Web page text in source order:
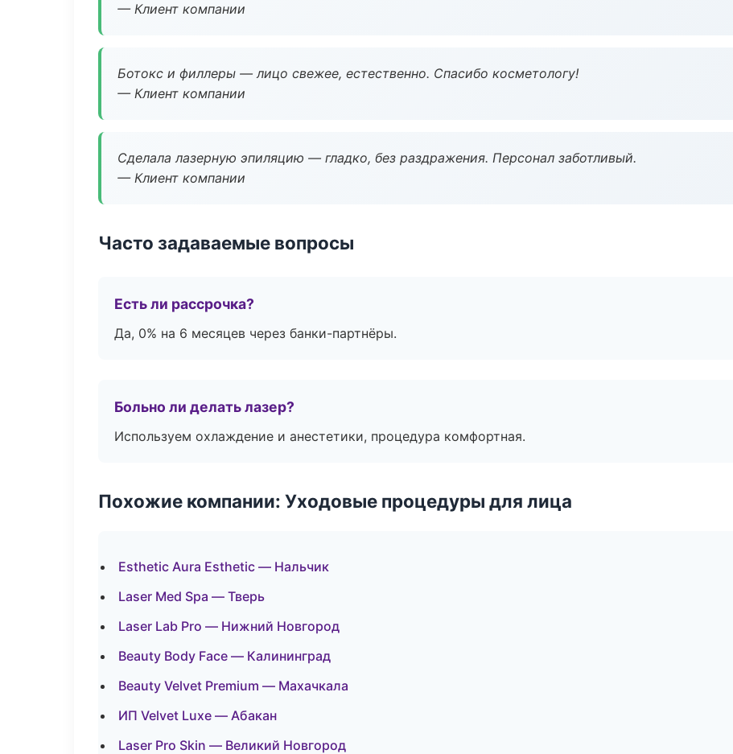
— Клиент компании
Ботокс и филлеры — лицо свежее, естественно. Спасибо косметологу!
— Клиент компании
Сделала лазерную эпиляцию — гладко, без раздражения. Персонал заботливый.
— Клиент компании
Часто задаваемые вопросы
Есть ли рассрочка?
Да, 0% на 6 месяцев через банки-партнёры.
Больно ли делать лазер?
Используем охлаждение и анестетики, процедура комфортная.
Похожие компании: Уходовые процедуры для лица
Esthetic Aura Esthetic — Нальчик
Laser Med Spa — Тверь
Laser Lab Pro — Нижний Новгород
Beauty Body Face — Калининград
Beauty Velvet Premium — Махачкала
ИП Velvet Luxe — Абакан
Laser Pro Skin — Великий Новгород